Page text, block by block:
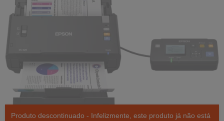
Produto descontinuado - Infelizmente, este produto já não está